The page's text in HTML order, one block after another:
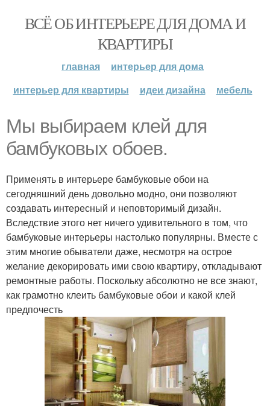
ВСЁ ОБ ИНТЕРЬЕРЕ ДЛЯ ДОМА И
КВАРТИРЫ
главная
интерьер для дома
интерьер для квартиры
идеи дизайна мебель
Мы выбираем клей для
бамбуковых обоев.
Применять в интерьере бамбуковые обои на
сегодняшний день довольно модно, они позволяют
создавать интересный и неповторимый дизайн.
Вследствие этого нет ничего удивительного в том, что
бамбуковые интерьеры настолько популярны. Вместе с
этим многие обыватели даже, несмотря на острое
желание декорировать ими свою квартиру, откладывают
ремонтные работы. Поскольку абсолютно не все знают,
как грамотно клеить бамбуковые обои и какой клей
предпочесть